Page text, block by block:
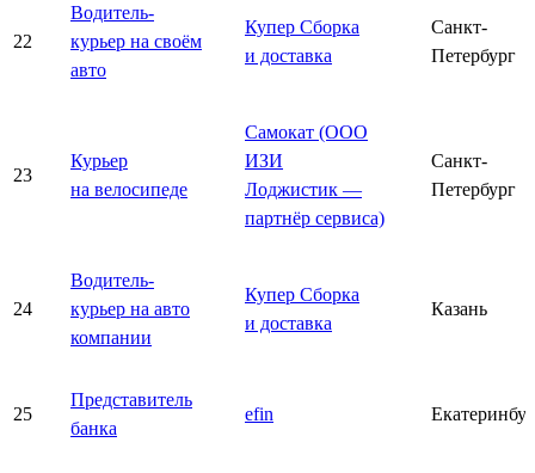
22
Водитель-
курьер на своём
авто
Купер Сборка
и доставка
Санкт-
Петербург
23
Курьер
на велосипеде
Самокат (ООО
ИЗИ
Лоджистик —
партнёр сервиса)
Санкт-
Петербург
24
Водитель-
курьер на авто
компании
Купер Сборка
и доставка
Казань
25
Представитель
банка
efin